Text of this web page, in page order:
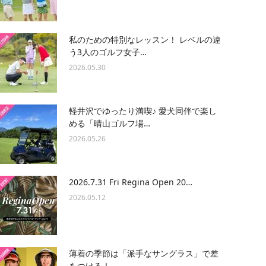
私のための特別なレッスン！ レベルの違
う3人のゴルフ女子…
2026.05.30
軽井沢でゆったり満喫♪ 愛犬同伴で楽し
める「晴山ゴルフ場…
2026.05.26
2026.7.31 Fri Regina Open 20…
2026.05.12
薄着の季節は「派手なサングラス」で差